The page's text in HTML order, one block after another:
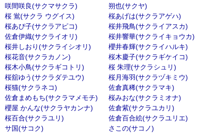
咲間咲良(サクマサクラ)
朔也(サクヤ)
桜 鴬(サクラ ウグイス)
桜あげは(サクラアゲハ)
桜あぴ子(サクラアピコ)
桜井飛鳥(サクライアスカ)
佐倉伊織(サクライオリ)
桜井響華(サクライキョウカ)
桜井しおり(サクライシオリ)
櫻井春輝(サクライハルキ)
桜花音(サクラカノン)
桜木慶子(サクラギケイコ)
桜木小鳥(サクラギコトリ)
桜 朱理(サクラシュリ)
桜舘ゆう(サクラダテユウ)
桜月海羽(サクラヅキミウ)
桜猫(サクラネコ)
佐倉真稀(サクラマキ)
佐倉まめもち(サクラマメモチ)
桜みおな(サクラミオナ)
櫻屋 かんな(サクラヤカンナ)
佐倉紫(サクラユカリ)
桜百合(サクラユリ)
佐倉百合絵(サクラユリエ)
サ国(サコク)
さこの(サコノ)